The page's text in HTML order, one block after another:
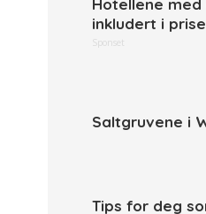
Hotellene
inkludert i
Sponset
Saltgruvene i
Tips for deg